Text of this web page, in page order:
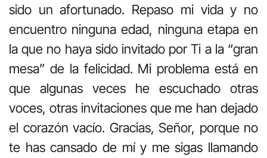
sido un afortunado. Repaso mi vida y no
encuentro ninguna edad, ninguna etapa en
la que no haya sido invitado por Ti a la “gran
mesa” de la felicidad. Mi problema está en
que algunas veces he escuchado otras
voces, otras invitaciones que me han dejado
el corazón vacío. Gracias, Señor, porque no
te has cansado de mí y me sigas llamando